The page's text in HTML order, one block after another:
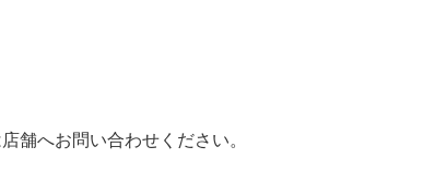
舗へお問い合わせください。